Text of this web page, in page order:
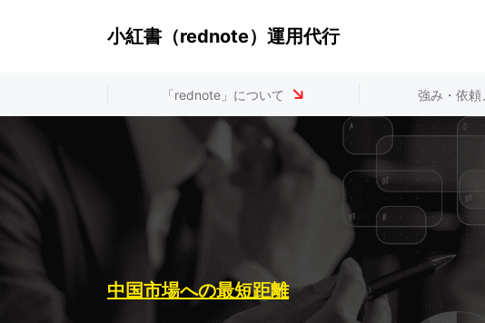
小紅書（rednote）運用代行
「rednote」について 強み・依頼
中国市場への最短距離